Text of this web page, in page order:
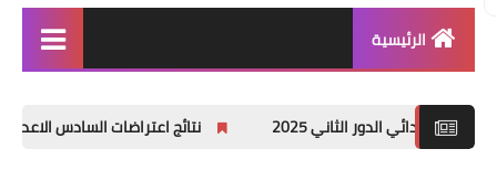
الرئيسية
اخبار وزارة التربية والتعليم
2025 نتائج اعتراضات السادس الاعدادي 2025 الدور الأول جميع المحافظات